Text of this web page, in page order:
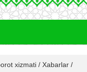
xizmati / Xabarlar /